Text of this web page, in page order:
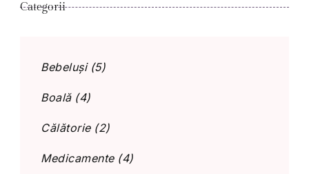
Categorii
Bebeluși(5)
Boală(4)
Călătorie(2)
Medicamente(4)